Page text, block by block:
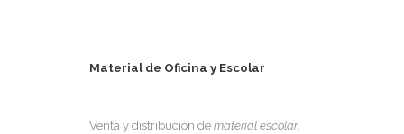
Material de Oficina y Escolar
Venta y distribución de material escolar,